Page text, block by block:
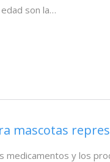
son la…
mascotas
medicamentos y los